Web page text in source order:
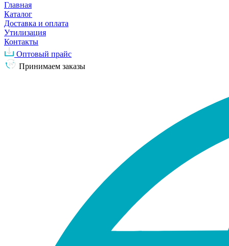
Главная
Каталог
Доставка и оплата
Утилизация
Контакты
Оптовый прайс
Принимаем заказы